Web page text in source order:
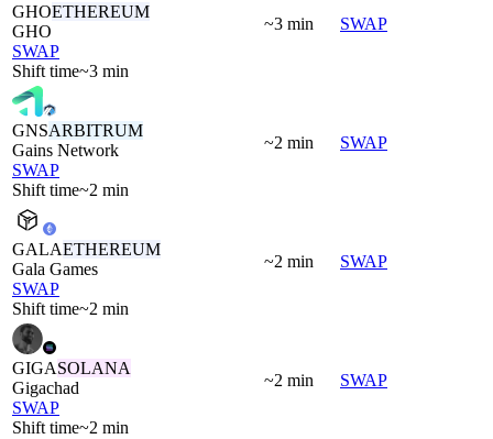
GHOETHEREUM
GHO
SWAP
Shift time~3 min
~3 min SWAP
GNSARBITRUM
Gains Network
SWAP
Shift time~2 min
~2 min SWAP
GALAETHEREUM
Gala Games
SWAP
Shift time~2 min
~2 min SWAP
GIGASOLANA
Gigachad
SWAP
Shift time~2 min
~2 min SWAP